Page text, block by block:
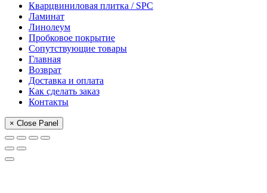
Кварцвиниловая плитка / SPС
Ламинат
Линолеум
Пробковое покрытие
Сопутствующие товары
Главная
Возврат
Доставка и оплата
Как сделать заказ
Контакты
× Close Panel